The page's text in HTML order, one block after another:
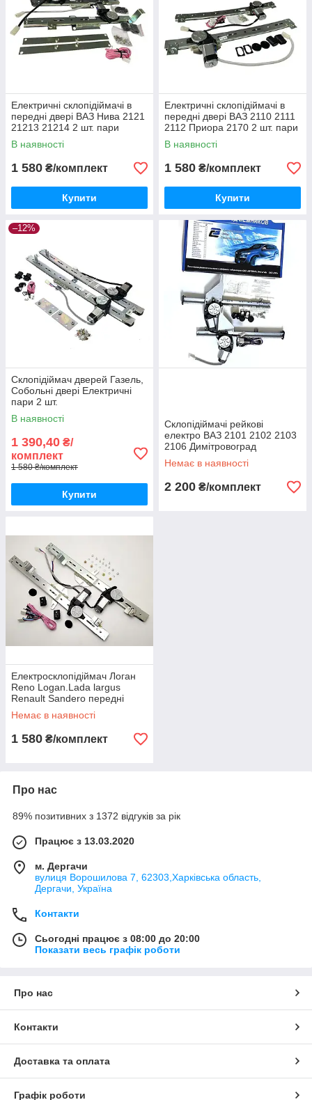
Електричні склопідіймачі в
передні двері ВАЗ Нива 2121
21213 21214 2 шт. пари
В наявності
1 580 ₴/комплект
Купити
Електричні склопідіймачі в
передні двері ВАЗ 2110 2111
2112 Приора 2170 2 шт. пари
В наявності
1 580 ₴/комплект
Купити
–12%
Склопідіймач дверей Газель,
Собольні двері Електричні
пари 2 шт.
В наявності
1 390,40 ₴/
комплект
1 580 ₴/комплект
Купити
Склопідіймачі рейкові
електро ВАЗ 2101 2102 2103
2106 Димітровоград
Немає в наявності
2 200 ₴/комплект
Електросклопідіймач Логан
Reno Logan.Lada largus
Renault Sandero передні
рейкові (к-т 2 шт.)
Немає в наявності
1 580 ₴/комплект
Про нас
89% позитивних з 1372 відгуків за рік
Працює з 13.03.2020
м. Дергачи
вулиця Ворошилова 7, 62303,Харківська область,
Дергачи, Україна
Контакти
Сьогодні працює з 08:00 до 20:00
Показати весь графік роботи
Про нас
Контакти
Доставка та оплата
Графік роботи